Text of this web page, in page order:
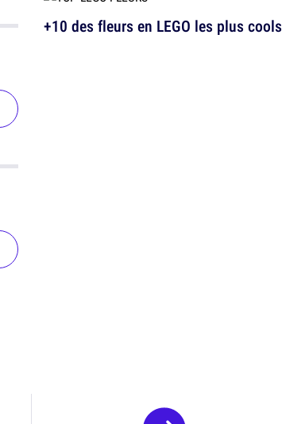
+10 des fleurs en LEGO les plus cools